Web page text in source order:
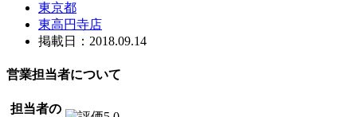
東京都
東高円寺店
掲載日：2018.09.14
営業担当者について
担当者の